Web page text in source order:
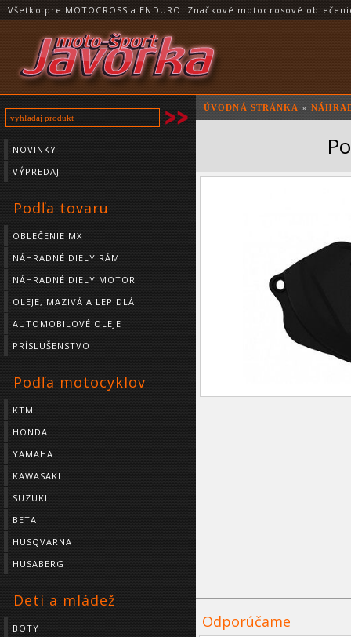
Všetko pre MOTOCROSS a ENDURO. Značkové motocrosové
NOVINKY
VÝPREDAJ
Podľa tovaru
OBLEČENIE MX
NÁHRADNÉ DIELY RÁM
NÁHRADNÉ DIELY MOTOR
OLEJE, MAZIVÁ A LEPIDLÁ
AUTOMOBILOVÉ OLEJE
PRÍSLUŠENSTVO
Podľa motocyklov
KTM
HONDA
YAMAHA
KAWASAKI
SUZUKI
BETA
HUSQVARNA
HUSABERG
Deti a mládež
BOTY
ÚVODNÁ STRÁNKA »
Odporúčame